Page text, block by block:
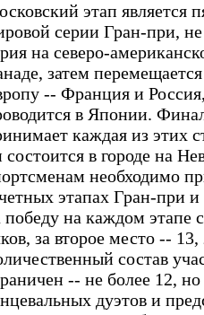
этап является
серии Гран-при,
на северо-
затем
-- Франция и
в Японии.
каждая из этих
состоится в городе на
необходимо
этапах Гран-при
победу на каждом этапе
за второе место --
состав
-- не более 12,
дуэтов и